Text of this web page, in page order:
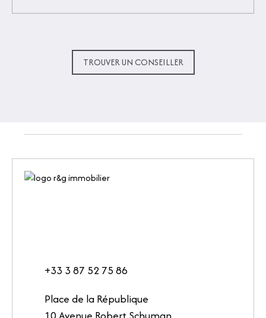
TROUVER UN CONSEILLER
+33 3 87 52 75 86
Place de la République